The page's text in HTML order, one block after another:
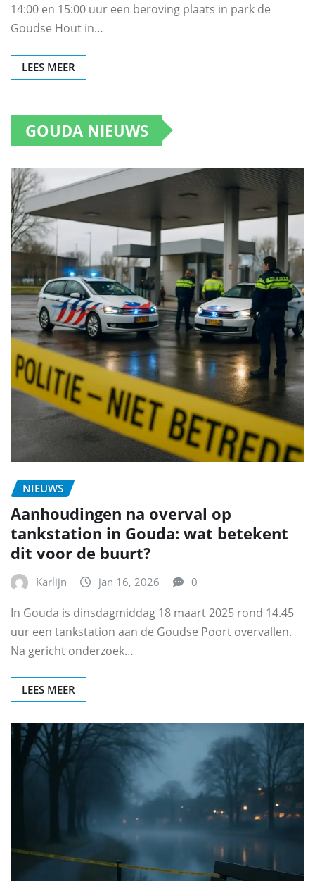
14:00 en 15:00 uur een beroving plaats in park de
Goudse Hout in…
LEES MEER
GOUDA NIEUWS
NIEUWS
Aanhoudingen na overval op
tankstation in Gouda: wat betekent
dit voor de buurt?
Karlijn jan 16, 2026 0
In Gouda is dinsdagmiddag 18 maart 2025 rond 14.45
uur een tankstation aan de Goudse Poort overvallen.
Na gericht onderzoek…
LEES MEER